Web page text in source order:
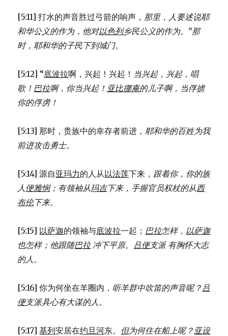
[5:11] 打水的声音胜过弓箭的响声， 那里，人要述说耶
和华公义的作为， 他对以色列乡民公义的作为。 “那
时，耶和华的子民下到城门。
[5:12] “底波拉啊，兴起！兴起！ 当兴起，兴起，唱
歌！ 巴拉啊，你当兴起！ 亚比挪庵的儿子啊，当俘掳
你的俘虏！
[5:13] 那时，贵族中的幸存者前进，耶和华的百姓为我
前进攻击勇士。
[5:14] 源自亚玛力的人从以法莲下来， 跟着你，你的族
人便雅悯； 有领袖从玛吉下来， 手握官员权杖的从西
布伦下来。
[5:15] 以萨迦的领袖与底波拉一起； 巴拉怎样， 以萨迦
也怎样； 他跟随巴拉冲下平原。 吕便支派 有胸怀大志
的人。
[5:16] 你为何坐在羊圈内， 听羊群中吹笛的声音呢？ 吕
便支派具心有大谋的人。
[5:17]基列安居在约旦河东。 但为何住在船上呢？ 亚设